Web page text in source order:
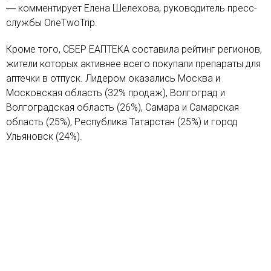
― комментирует Елена Шелехова, руководитель пресс-
службы OneTwoTrip.
Кроме того, СБЕР ЕАПТЕКА составила рейтинг регионов,
жители которых активнее всего покупали препараты для
аптечки в отпуск. Лидером оказались Москва и
Московская область (32% продаж), Волгоград и
Волгоградская область (26%), Самара и Самарская
область (25%), Республика Татарстан (25%) и город
Ульяновск (24%).